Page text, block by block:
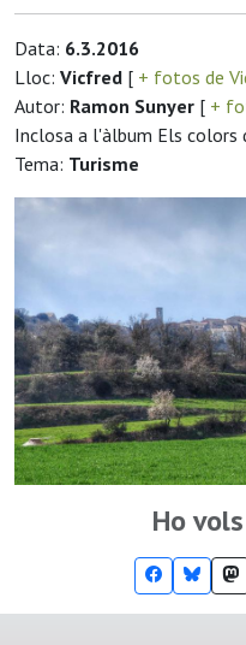
Data: 6.3.2016
Lloc: Vicfred [ + fotos de
Autor: Ramon Sunyer [ +
Inclosa a l'àlbum Els colors
Tema: Turisme
Ho